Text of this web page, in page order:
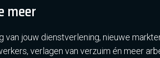
meer
jouw dienstverlening, nieuwe
verlagen van verzuim én meer